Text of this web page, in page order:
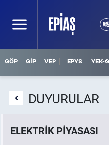
GÖP GİP VEP EPYS YEK-G
DUYURULAR
ELEKTRİK PİYASASI